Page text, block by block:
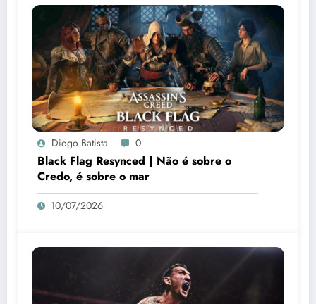
Diogo Batista 0
Black Flag Resynced | Não é sobre o
Credo, é sobre o mar
10/07/2026